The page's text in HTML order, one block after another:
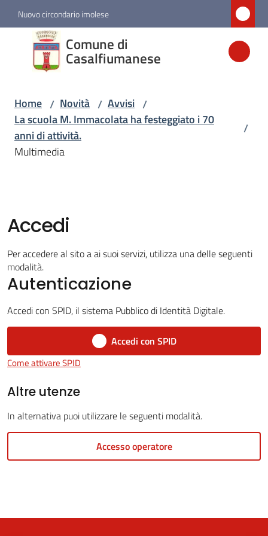
Vai al contenuto
Vai alla navigazione
Vai al footer
Nuovo circondario imolese
Comune di
Casalfiumanese
Comune di
Casalfiumanese
Amministrazione
Novità
Menu selezionato
Vivere
Casalfiumanese
5x1000
Servizi
line
Tutti
argomenti
Home / Novità / Avvisi /
La scuola M. Immacolata ha festeggiato i 70
anni di attività.
/
Multimedia
Accedi
Per accedere al sito a ai suoi servizi, utilizza una delle seguenti
modalità.
Autenticazione
Accedi con SPID, il sistema Pubblico di Identità Digitale.
Accedi con SPID
Come attivare SPID
Altre utenze
In alternativa puoi utilizzare le seguenti modalità.
Accesso operatore